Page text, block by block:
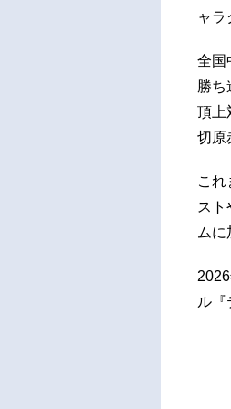
ャラ
全国
勝ち
頂上
切原
これ
ス
ム
ル『